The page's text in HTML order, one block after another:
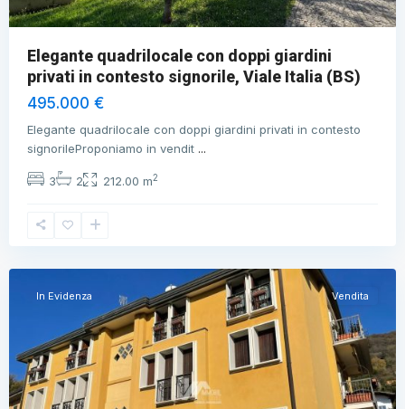
Elegante quadrilocale con doppi giardini
privati in contesto signorile, Viale Italia (BS)
495.000 €
Elegante quadrilocale con doppi giardini privati in contesto
signorileProponiamo in vendit ...
3 2 212.00 m2
Brescia,
In Evidenza Vendita